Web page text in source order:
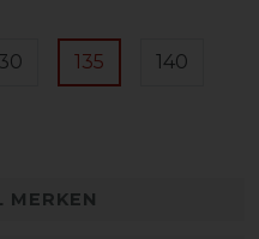
135 140
MERKEN